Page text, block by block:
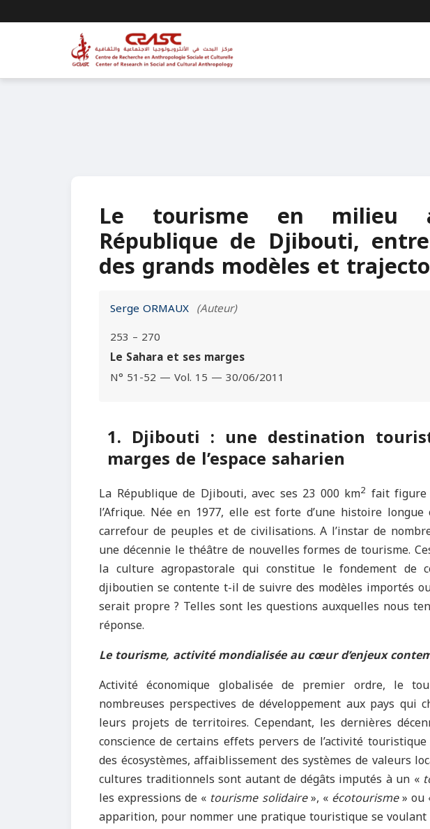
Le tourisme en milieu
République de Djibouti,
des grands modèles et
Serge ORMAUX (Auteur)
253 – 270
Le Sahara et ses marges
N° 51-52 — Vol. 15 — 30/06/2011
1. Djibouti : une destination
marges de l’espace saharien
La République de Djibouti, avec ses 23 000 km2 fait
l’Afrique. Née en 1977, elle est forte d’une histoire
carrefour de peuples et de civilisations. A l’instar de
une décennie le théâtre de nouvelles formes de tourisme.
la culture agropastorale qui constitue le fondement de
djiboutien se contente t-il de suivre des modèles importés
serait propre ? Telles sont les questions auxquelles nous
réponse.
Le tourisme, activité mondialisée au cœur d’enjeux
Activité économique globalisée de premier ordre, le
nombreuses perspectives de développement aux pays qui
leurs projets de territoires. Cependant, les dernières
conscience de certains effets pervers de l’activité
des écosystèmes, affaiblissement des systèmes de valeurs
cultures traditionnels sont autant de dégâts imputés à un «
les expressions de « tourisme solidaire», «écotourisme» ou
apparition, pour nommer une pratique touristique se